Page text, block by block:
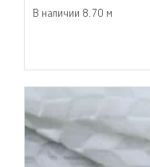
В наличии 8.70 м